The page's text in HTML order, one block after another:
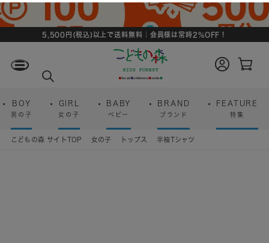
5,500円(税込)以上で送料無料｜会員様は常時2%OFF！
ジ
BOY
男の子
GIRL
女の子
BABY
ベビー
BRAND
ブランド
FEATURE
特集
こどもの森 サイトTOP 女の子 トップス 半袖Tシャツ